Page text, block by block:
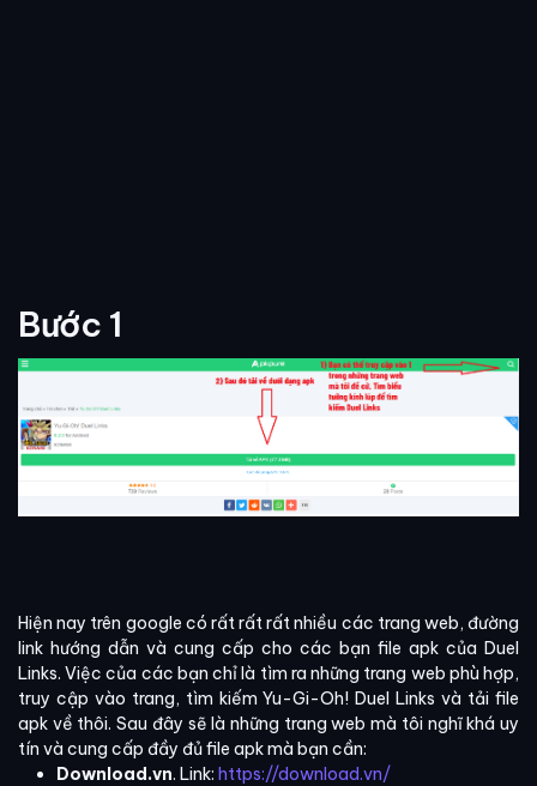
Bước 1
Hiện nay trên google có rất rất rất nhiều các trang web, đường
link hướng dẫn và cung cấp cho các bạn file apk của Duel
Links. Việc của các bạn chỉ là tìm ra những trang web phù hợp,
truy cập vào trang, tìm kiếm Yu-Gi-Oh! Duel Links và tải file
apk về thôi. Sau đây sẽ là những trang web mà tôi nghĩ khá uy
tín và cung cấp đầy đủ file apk mà bạn cần:
Download.vn. Link: https://download.vn/